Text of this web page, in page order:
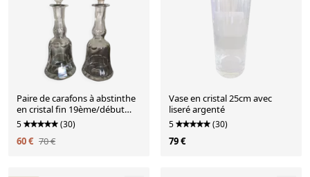
Paire de carafons à abstinthe
en cristal fin 19ème/début
20ème siècle
5 (30)
60 € 70 €
Vase en cristal 25cm avec
liseré argenté
5 (30)
79 €